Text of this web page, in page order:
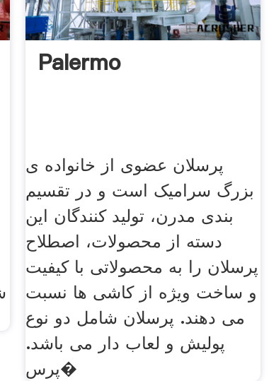
Palermo
پرسلان عضوی از خانواده ی
بزرگ سرامیک است و در تقسیم
بندی مدرن، تولید کنندگان این
دسته از محصولات، اصطلاح
پرسلان را به محصولاتی با کیفیت
و ساخت ویژه از کاشی ها نسبت
می دهند. پرسلان شامل دو نوع
پولیش و لعاب دار می باشد.
پرس�